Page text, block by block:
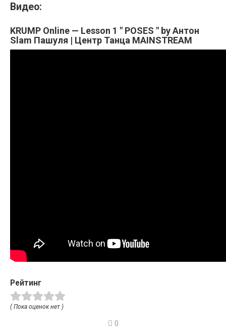
Видео:
KRUMP Online — Lesson 1 " POSES " by Антон
Slam Пашуля | Центр Танца MAINSTREAM
Рейтинг
( Пока оценок нет )
0